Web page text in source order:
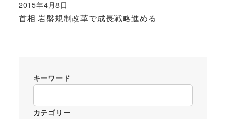
首相 岩盤規制改革で成長戦略進める
投稿日
2015年4月8日
キーワード
カテゴリー